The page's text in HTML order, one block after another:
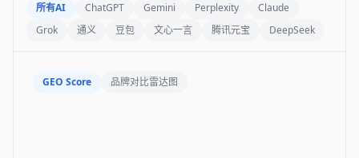
所有AI ChatGPT Gemini Perplexity
Claude
Grok
通义 豆包 文心一言 腾讯元宝 DeepSeek
GEO Score 品牌对比雷达图